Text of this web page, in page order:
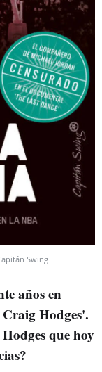
Swing
años en
Hodges'.
que hoy